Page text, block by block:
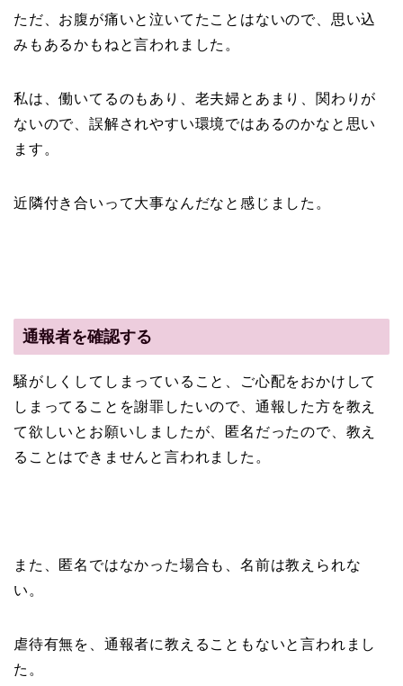
ただ、お腹が痛いと泣いてたことはないので、思い込
みもあるかもねと言われました。
私は、働いてるのもあり、老夫婦とあまり、関わりが
ないので、誤解されやすい環境ではあるのかなと思い
ます。
近隣付き合いって大事なんだなと感じました。
通報者を確認する
騒がしくしてしまっていること、ご心配をおかけして
しまってることを謝罪したいので、通報した方を教え
て欲しいとお願いしましたが、匿名だったので、教え
ることはできませんと言われました。
また、匿名ではなかった場合も、名前は教えられな
い。
虐待有無を、通報者に教えることもないと言われまし
た。